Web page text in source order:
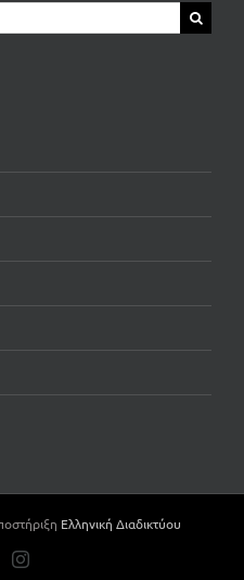
Ελληνική Διαδικτύου
Instagram